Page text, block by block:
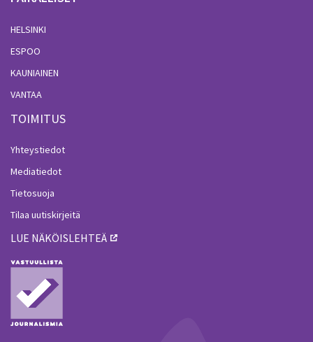
HELSINKI
ESPOO
KAUNIAINEN
VANTAA
TOIMITUS
Yhteystiedot
Mediatiedot
Tietosuoja
Tilaa uutiskirjeitä
LUE NÄKÖISLEHTEÄ